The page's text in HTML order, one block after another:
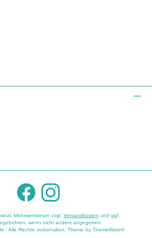
Facebook Instagram
Mehrwertsteuer zzgl. Versandkosten und ggf.
wenn nicht anders angegeben.
- Alle Rechte vorbehalten. Theme by ThemeWare®